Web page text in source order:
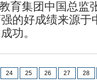
育集团中国总监
的好成绩来源于
功。
24 25 26 27 28